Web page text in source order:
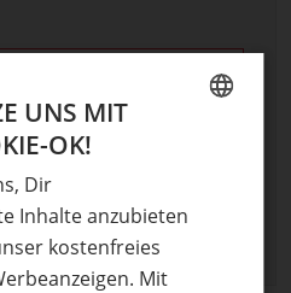
UNS MIT
OK!
Dir
Inhalte anzubieten
kostenfreies
Mit